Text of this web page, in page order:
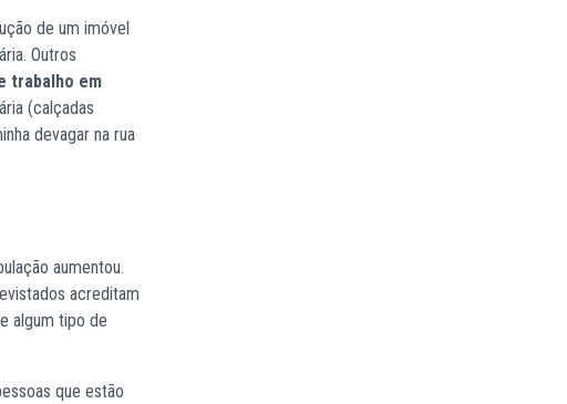
de um imóvel
Outros
trabalho em
(calçadas
devagar na rua
aumentou.
acreditam
algum tipo de
que estão